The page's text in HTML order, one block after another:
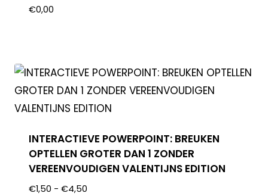
€0,00
INTERACTIEVE POWERPOINT: BREUKEN
OPTELLEN GROTER DAN 1 ZONDER
VEREENVOUDIGEN VALENTIJNS EDITION
€1,50 - €4,50